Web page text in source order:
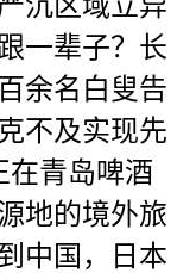
一辈子？长
余名白叟告
不及实现先
在青岛啤酒
地的境外旅
中国，日本